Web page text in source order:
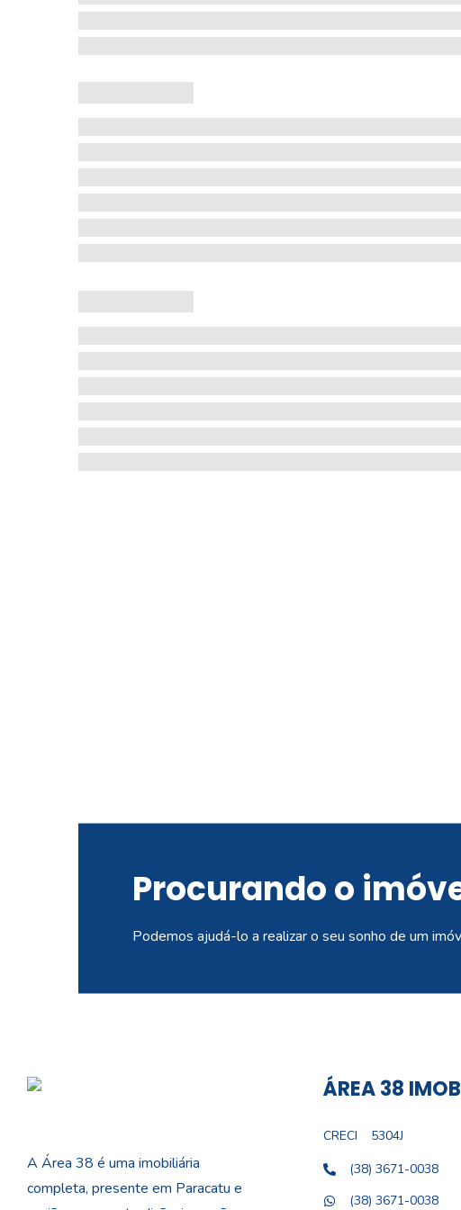
Procurando o
Podemos ajudá-lo a realizar o seu sonho de um
A Área 38 é uma imobiliária
completa, presente em Paracatu e
ÁREA 38
CRECI
5304J
(38) 3671-0038
(38) 3671-0038